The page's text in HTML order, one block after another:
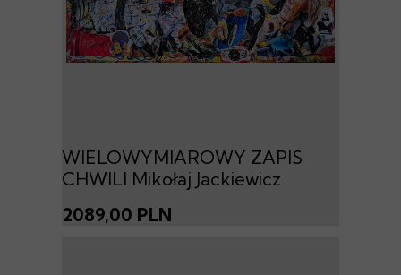
WIELOWYMIAROWY ZAPIS
CHWILI Mikołaj Jackiewicz
2089,00 PLN